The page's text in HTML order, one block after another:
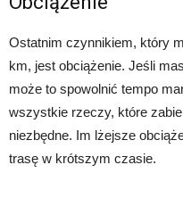
Ostatnim czynnikiem, który
km, jest obciążenie. Jeśli
może to spowolnić tempo
wszystkie rzeczy, które
niezbędne. Im lżejsze
trasę w krótszym czasie.